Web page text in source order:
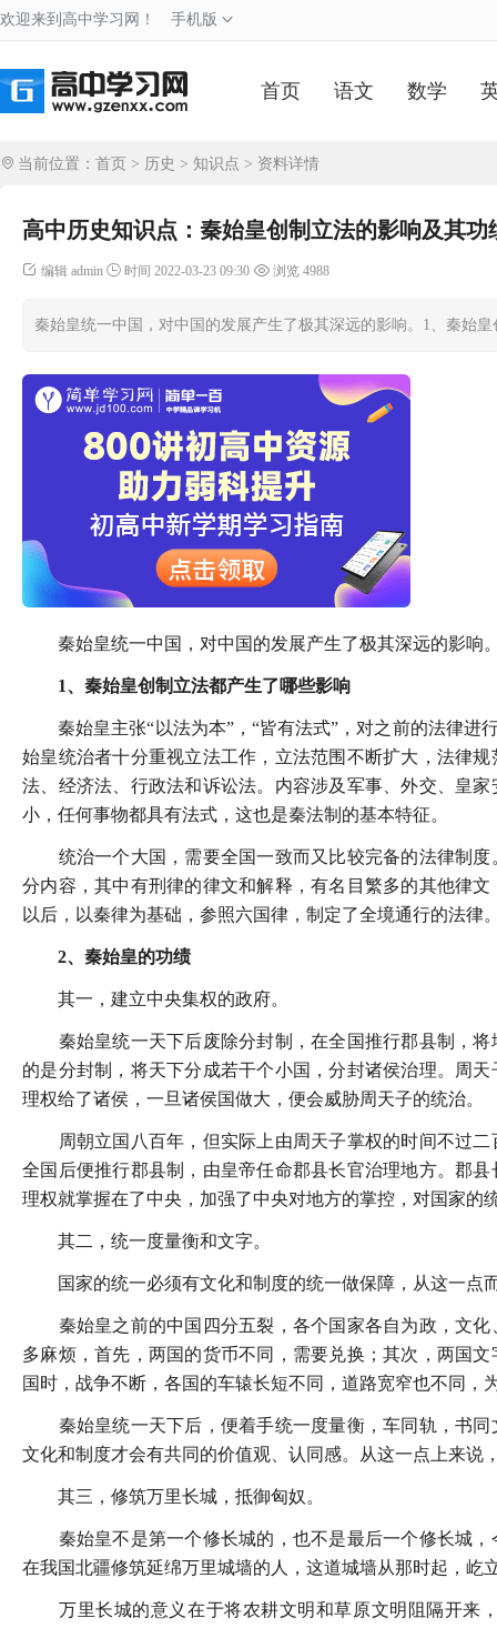
欢迎来到高中学习网！ 手机版
首页 语文 数学
当前位置： 首页 > 历史 > 知识点 > 资料详情
高中历史知识点：秦始皇创制立法的影响及其功
编辑 admin 时间 2022-03-23 09:30 浏览 4988
秦始皇统一中国，对中国的发展产生了极其深远的影响。1、秦始
秦始皇统一中国，对中国的发展产生了极其深远的影响
1、秦始皇创制立法都产生了哪些影响
秦始皇主张“以法为本”，“皆有法式”，对之前的法律进
始皇统治者十分重视立法工作，立法范围不断扩大，法律
法、经济法、行政法和诉讼法。内容涉及军事、外交、皇
小，任何事物都具有法式，这也是秦法制的基本特征。
统治一个大国，需要全国一致而又比较完备的法律制度
分内容，其中有刑律的律文和解释，有名目繁多的其他律
以后，以秦律为基础，参照六国律，制定了全境通行的法
2、秦始皇的功绩
其一，建立中央集权的政府。
秦始皇统一天下后废除分封制，在全国推行郡县制，将
的是分封制，将天下分成若干个小国，分封诸侯治理。周
理权给了诸侯，一旦诸侯国做大，便会威胁周天子的统治。
周朝立国八百年，但实际上由周天子掌权的时间不过二
全国后便推行郡县制，由皇帝任命郡县长官治理地方。郡
理权就掌握在了中央，加强了中央对地方的掌控，对国家的
其二，统一度量衡和文字。
国家的统一必须有文化和制度的统一做保障，从这一点
秦始皇之前的中国四分五裂，各个国家各自为政，文化
多麻烦，首先，两国的货币不同，需要兑换；其次，两国
国时，战争不断，各国的车辕长短不同，道路宽窄也不同，
秦始皇统一天下后，便着手统一度量衡，车同轨，书同
文化和制度才会有共同的价值观、认同感。从这一点上来说
其三，修筑万里长城，抵御匈奴。
秦始皇不是第一个修长城的，也不是最后一个修长城，
在我国北疆修筑延绵万里城墙的人，这道城墙从那时起，屹
万里长城的意义在于将农耕文明和草原文明阻隔开来